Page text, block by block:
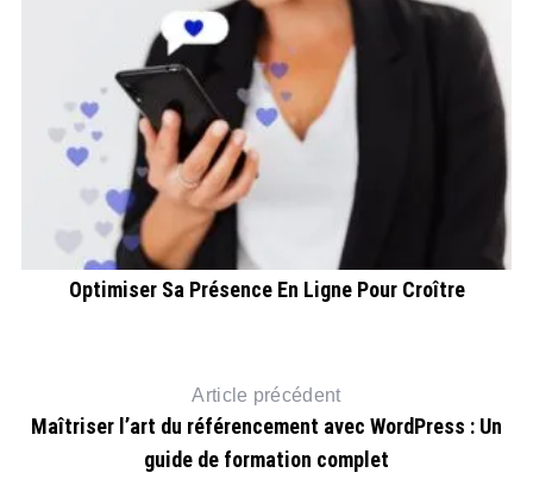
Optimiser Sa Présence En Ligne Pour Croître
Article précédent
Maîtriser l’art du référencement avec WordPress : Un
guide de formation complet